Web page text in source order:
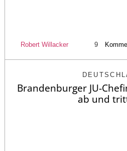
Robert Willacker 9
Brandenburger JU-
ab und